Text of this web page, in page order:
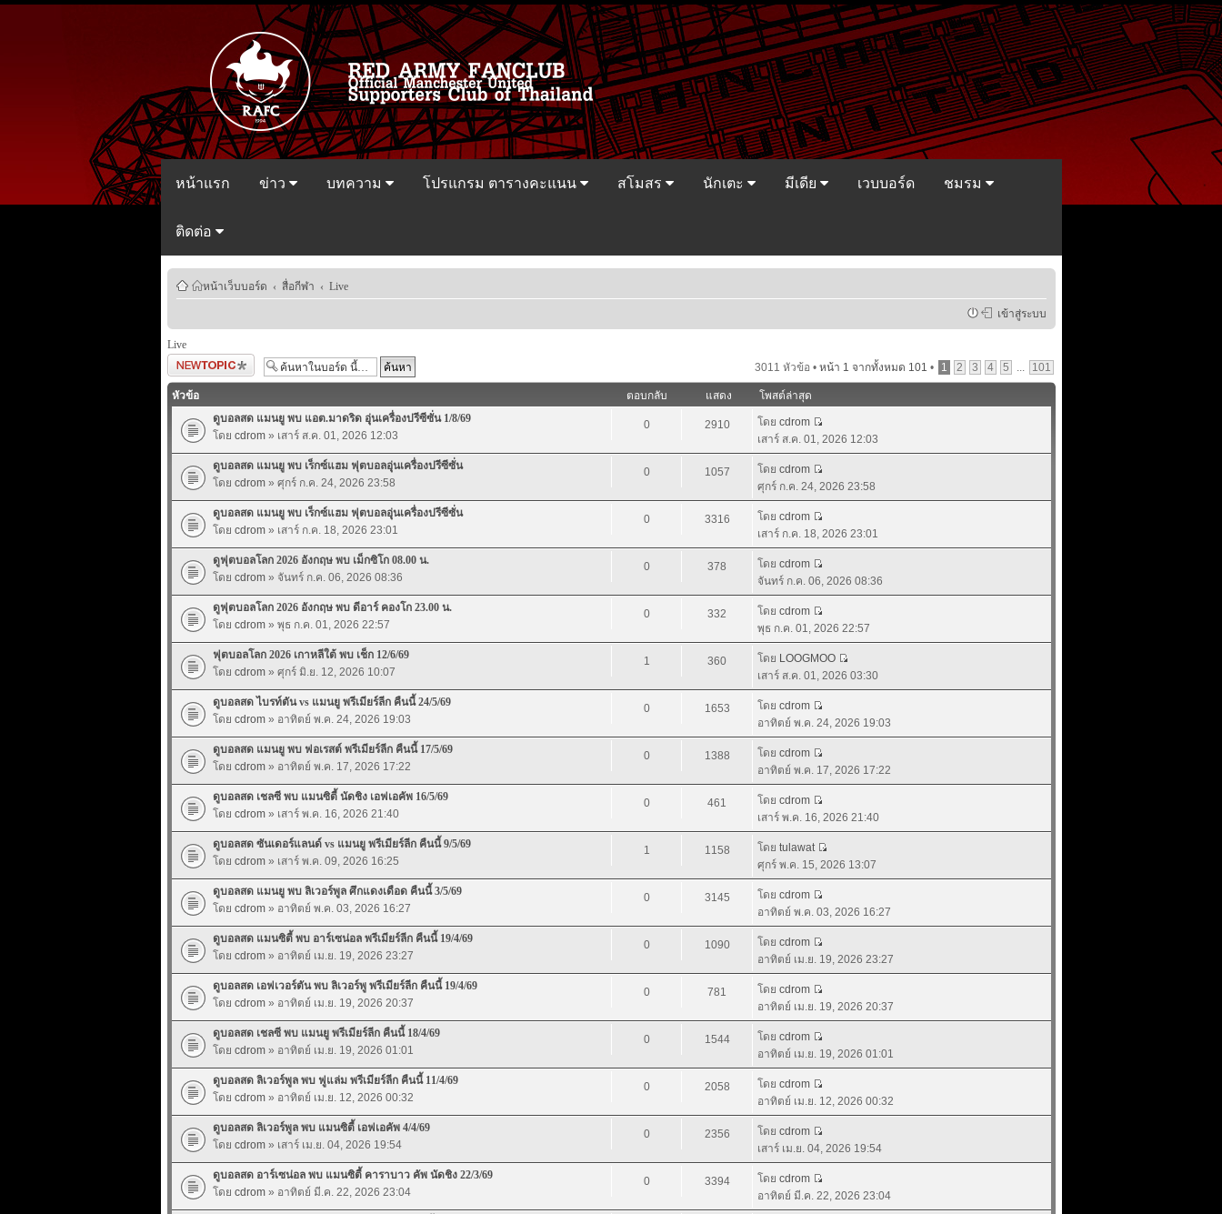
หน้าแรก ข่าว บทความ โปรแกรม ตารางคะแนน สโมสร นักเตะ มีเดีย เวบบอร์ด ชมรม
ติดต่อ
หน้าเว็บบอร์ด ‹ สื่อกีฬา ‹ Live
เข้าสู่ระบบ
Live
ตั้งกระทู้ใหม่
3011 หัวข้อ • หน้า 1 จากทั้งหมด 101 • 1 2 3 4 5 ... 101
หัวข้อ ตอบกลับ แสดง
โพสต์ล่าสุด
ดูบอลสด แมนยู พบ แอต.มาดริด อุุ่นเครื่องปรีซีซั่น 1/8/69
โดย cdrom» เสาร์ ส.ค. 01, 2026 12:03
0 2910 โดย cdrom
เสาร์ ส.ค. 01, 2026 12:03
ดูบอลสด แมนยู พบ เร็กซ์แฮม ฟุตบอลอุุ่นเครื่องปรีซีซั่น
โดย cdrom» ศุกร์ ก.ค. 24, 2026 23:58
0 1057 โดย cdrom
ศุกร์ ก.ค. 24, 2026 23:58
ดูบอลสด แมนยู พบ เร็กซ์แฮม ฟุตบอลอุุ่นเครื่องปรีซีซั่น
โดย cdrom» เสาร์ ก.ค. 18, 2026 23:01
0 3316 โดย cdrom
เสาร์ ก.ค. 18, 2026 23:01
ดูฟุตบอลโลก 2026 อังกฤษ พบ เม็กซิโก 08.00 น.
โดย cdrom» จันทร์ ก.ค. 06, 2026 08:36
0 378 โดย cdrom
จันทร์ ก.ค. 06, 2026 08:36
ดูฟุตบอลโลก 2026 อังกฤษ พบ ดีอาร์ คองโก 23.00 น.
โดย cdrom» พุธ ก.ค. 01, 2026 22:57
0 332 โดย cdrom
พุธ ก.ค. 01, 2026 22:57
ฟุตบอลโลก 2026 เกาหลีใต้ พบ เช็ก 12/6/69
โดย cdrom» ศุกร์ มิ.ย. 12, 2026 10:07
1 360 โดย LOOGMOO
เสาร์ ส.ค. 01, 2026 03:30
ดูบอลสด ไบรท์ตัน vs แมนยู พรีเมียร์ลีก คืนนี้ 24/5/69
โดย cdrom» อาทิตย์ พ.ค. 24, 2026 19:03
0 1653 โดย cdrom
อาทิตย์ พ.ค. 24, 2026 19:03
ดูบอลสด แมนยู พบ ฟอเรสต์ พรีเมียร์ลีก คืนนี้ 17/5/69
โดย cdrom» อาทิตย์ พ.ค. 17, 2026 17:22
0 1388 โดย cdrom
อาทิตย์ พ.ค. 17, 2026 17:22
ดูบอลสด เชลซี พบ แมนซิตี้ นัดชิง เอฟเอคัพ 16/5/69
โดย cdrom» เสาร์ พ.ค. 16, 2026 21:40
0 461 โดย cdrom
เสาร์ พ.ค. 16, 2026 21:40
ดูบอลสด ซันเดอร์แลนด์ vs แมนยู พรีเมียร์ลีก คืนนี้ 9/5/69
โดย cdrom» เสาร์ พ.ค. 09, 2026 16:25
1 1158 โดย tulawat
ศุกร์ พ.ค. 15, 2026 13:07
ดูบอลสด แมนยู พบ ลิเวอร์พูล ศึกแดงเดือด คืนนี้ 3/5/69
โดย cdrom» อาทิตย์ พ.ค. 03, 2026 16:27
0 3145 โดย cdrom
อาทิตย์ พ.ค. 03, 2026 16:27
ดูบอลสด แมนซิตี้ พบ อาร์เซน่อล พรีเมียร์ลีก คืนนี้ 19/4/69
โดย cdrom» อาทิตย์ เม.ย. 19, 2026 23:27
0 1090 โดย cdrom
อาทิตย์ เม.ย. 19, 2026 23:27
ดูบอลสด เอฟเวอร์ตัน พบ ลิเวอร์พู พรีเมียร์ลีก คืนนี้ 19/4/69
โดย cdrom» อาทิตย์ เม.ย. 19, 2026 20:37
0 781 โดย cdrom
อาทิตย์ เม.ย. 19, 2026 20:37
ดูบอลสด เชลซี พบ แมนยู พรีเมียร์ลีก คืนนี้ 18/4/69
โดย cdrom» อาทิตย์ เม.ย. 19, 2026 01:01
0 1544 โดย cdrom
อาทิตย์ เม.ย. 19, 2026 01:01
ดูบอลสด ลิเวอร์พูล พบ ฟูแล่ม พรีเมียร์ลีก คืนนี้ 11/4/69
โดย cdrom» อาทิตย์ เม.ย. 12, 2026 00:32
0 2058 โดย cdrom
อาทิตย์ เม.ย. 12, 2026 00:32
ดูบอลสด ลิเวอร์พูล พบ แมนซิตี้ เอฟเอคัพ 4/4/69
โดย cdrom» เสาร์ เม.ย. 04, 2026 19:54
0 2356 โดย cdrom
เสาร์ เม.ย. 04, 2026 19:54
ดูบอลสด อาร์เซน่อล พบ แมนซิตี้ คาราบาว คัพ นัดชิง 22/3/69
โดย cdrom» อาทิตย์ มี.ค. 22, 2026 23:04
0 3394 โดย cdrom
อาทิตย์ มี.ค. 22, 2026 23:04